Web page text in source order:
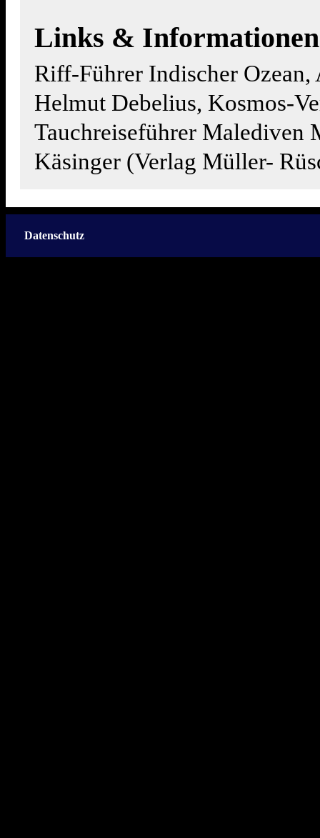
Links & Informationen
Riff-Führer Indischer Ozean,
Helmut Debelius, Kosmos-
Tauchreiseführer Malediven
Käsinger (Verlag Müller-
Datenschutz